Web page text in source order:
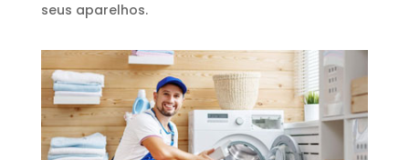
seus aparelhos.